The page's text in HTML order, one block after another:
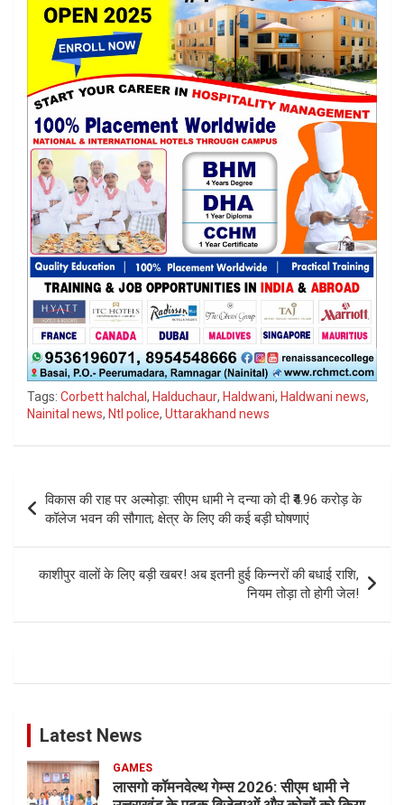
Tags: Corbett halchal , Halduchaur, Haldwani, Haldwani news,
Nainital news, Ntl police, Uttarakhand news
Post
navigation
विकास की राह पर अल्मोड़ा: सीएम धामी ने दन्या को दी ₹4.96 करोड़ के
कॉलेज भवन की सौगात; क्षेत्र के लिए की कई बड़ी घोषणाएं
काशीपुर वालों के लिए बड़ी खबर! अब इतनी हुई किन्नरों की बधाई राशि,
नियम तोड़ा तो होगी जेल!
Latest News
GAMES
लासगो कॉमनवेल्थ गेम्स 2026: सीएम धामी ने